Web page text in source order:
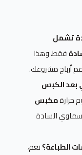
تشمل
فقط، وهذا
أرباح مشروعك.
بعد الكبس
حرارةمكبس
السادة
الطباعة؟نعم،